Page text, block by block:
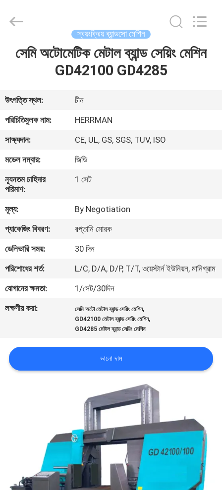
বাড়ি
আমাদের
সম্পর্কে
কারখানা
ভ্রমণ
মান
নিয়ন্ত্রণ
যোগাযোগ
করুন
খবর
উদ্ধৃতির
জন্য
গোপনীয়তা
নীতি
Rights
স্বয়ংক্রিয় ব্যান্ডসো মেশিন
সেমি অটোমেটিক মেটাল ব্যান্ড সেয়িং মেশিন
GD42100 GD4285
উৎপত্তি স্থল:
চীন
পরিচিতিমুলক নাম:
HERRMAN
সাক্ষ্যদান:
CE, UL, GS, SGS, TUV, ISO
মডেল নম্বার:
জিডি
ন্যূনতম চাহিদার
পরিমাণ:
1 সেট
মূল্য:
By Negotiation
প্যাকেজিং বিবরণ:
রপ্তানি মোরক
ডেলিভারি সময়:
30 দিন
পরিশোধের শর্ত:
L/C, D/A, D/P, T/T, ওয়েস্টার্ন ইউনিয়ন, মানিগ্রাম
যোগানের ক্ষমতা:
1/সেট/30দিন
লক্ষণীয় করা:
সেমি অটো মেটাল ব্যান্ড সেয়িং মেশিন,
GD42100 মেটাল ব্যান্ড সেয়িং মেশিন,
GD4285 মেটাল ব্যান্ড সেয়িং মেশিন
ভালো দাম